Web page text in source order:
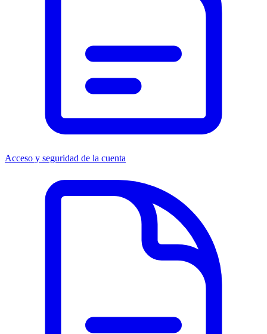
Acceso y seguridad de la cuenta